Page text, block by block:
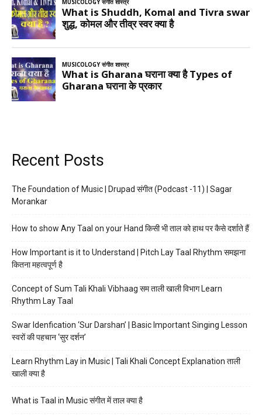
Recent Posts
The Foundation of Music | Drupad संगीत (Podcast -11) | Sagar
Morankar
How to show Any Taal on your Hand किसी भी ताल को हाथ पर कैसे दर्शाते हैं
How Important is it to Understand | Pitch Lay Taal Rhythm समझना
कितना महत्वपूर्ण है
Concept of Sum Tali Khali Vibhaag सम ताली खाली विभाग Learn
Rhythm Lay Taal
Swar Idenfication ‘Sur Darshan’ | Basic Important Singing Lesson
स्वरों की पहचान ‘सुर दर्शन’
Learn Rhythm Lay in Music | Tali Khali Concept Explanation ताली
खाली क्या है
What is Taal in Music संगीत में ताल क्या है